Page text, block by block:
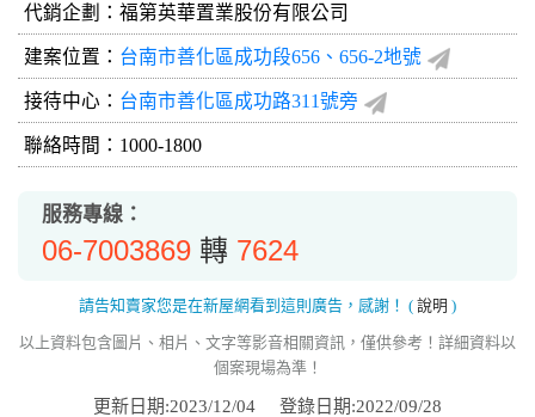
代銷企劃：福第英華置業股份有限公司
建案位置： 台南市善化區成功段656、656-2地號
接待中心： 台南市善化區成功路311號旁
聯絡時間：1000-1800
服務專線：
06-7003869 轉 7624
請告知賣家您是在新屋網看到這則廣告，感謝！ ( 說明 )
以上資料包含圖片、相片、文字等影音相關資訊，僅供參考！詳細資料以
個案現場為準！
更新日期:2023/12/04 登錄日期:2022/09/28